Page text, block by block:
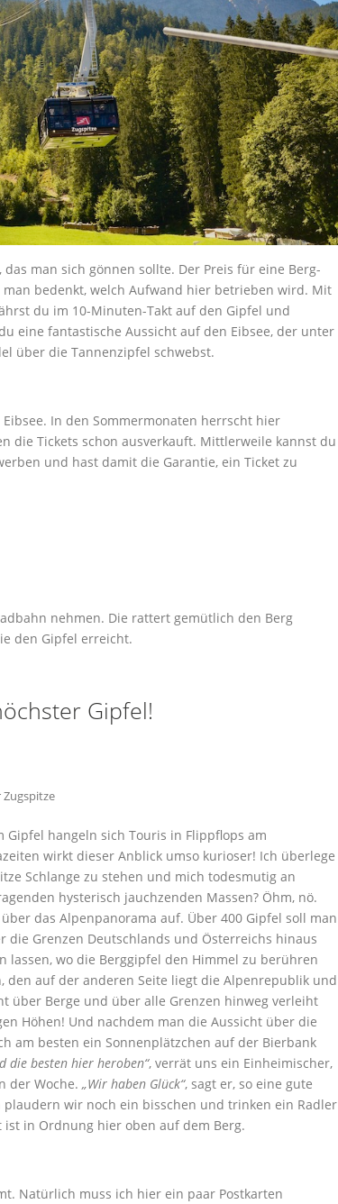
man sich gönnen sollte. Der Preis für eine Berg-
bedenkt, welch Aufwand hier betrieben wird. Mit
du im 10-Minuten-Takt auf den Gipfel und
eine fantastische Aussicht auf den Eibsee, der unter
über die Tannenzipfel schwebst.
In den Sommermonaten herrscht hier
die Tickets schon ausverkauft. Mittlerweile kannst du
und hast damit die Garantie, ein Ticket zu
nehmen. Die rattert gemütlich den Berg
den Gipfel erreicht.
Gipfel!
Zugspitze
Gipfel hangeln sich Touris in Flippflops am
wirkt dieser Anblick umso kurioser! Ich überlege
Schlange zu stehen und mich todesmutig an
hysterisch jauchzenden Massen? Öhm, nö.
das Alpenpanorama auf. Über 400 Gipfel soll man
Grenzen Deutschlands und Österreichs hinaus
lassen, wo die Berggipfel den Himmel zu berühren
den auf der anderen Seite liegt die Alpenrepublik und
über Berge und über alle Grenzen hinweg verleiht
Höhen! Und nachdem man die Aussicht über die
am besten ein Sonnenplätzchen auf der Bierbank
die besten hier heroben“, verrät uns ein Einheimischer,
der Woche.„Wir haben Glück“, sagt er, so eine gute
wir noch ein bisschen und trinken ein Radler
in Ordnung hier oben auf dem Berg.
Natürlich muss ich hier ein paar Postkarten